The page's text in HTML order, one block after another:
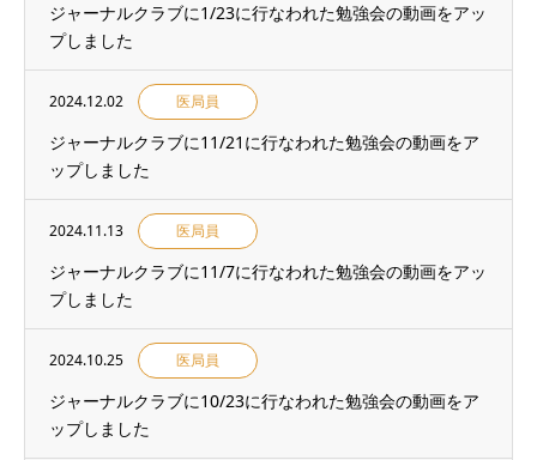
ジャーナルクラブに1/23に行なわれた勉強会の動画をアッ
プしました
2024.12.02 医局員
ジャーナルクラブに11/21に行なわれた勉強会の動画をア
ップしました
2024.11.13 医局員
ジャーナルクラブに11/7に行なわれた勉強会の動画をアッ
プしました
2024.10.25 医局員
ジャーナルクラブに10/23に行なわれた勉強会の動画をア
ップしました